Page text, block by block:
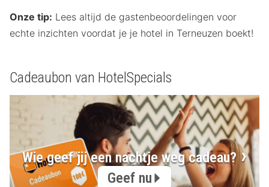
Onze tip: Lees altijd de gastenbeoordelingen voor
echte inzichten voordat je je hotel in Terneuzen boekt!
Cadeaubon van HotelSpecials
Wie geef jij een nachtje weg cadeau?
Geef nu